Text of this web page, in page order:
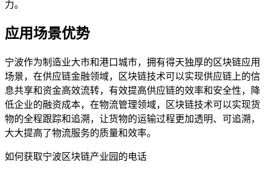
力。
应用场景优势
宁波作为制造业大市和港口城市，拥有得天独厚的区块链应用
场景，在供应链金融领域，区块链技术可以实现供应链上的信
息共享和资金高效流转，有效提高供应链的效率和安全性，降
低企业的融资成本，在物流管理领域，区块链技术可以实现货
物的全程跟踪和追溯，让货物的运输过程更加透明、可追溯，
大大提高了物流服务的质量和效率。
如何获取宁波区块链产业园的电话